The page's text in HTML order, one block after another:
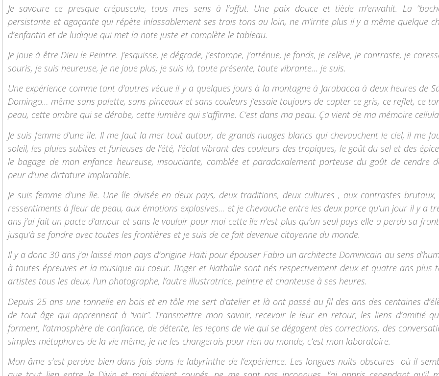
Je savoure ce presque crépuscule, tous mes sens à l’affut. Une paix douce et tiède m’envahit. La
persistante et agaçante qui répète inlassablement ses trois tons au loin, ne m’irrite plus il y a même quelque
d’enfantin et de ludique qui met la note juste et complète le tableau.
Je joue à être Dieu le Peintre. J’esquisse, je dégrade, j’estompe, j’atténue, je fonds, je relève, je contraste, je
souris, je suis heureuse, je ne joue plus, je suis là, toute présente, toute vibrante… je suis.
Une expérience comme tant d’autres vécue il y a quelques jours à la montagne à Jarabacoa à deux heures de
Domingo… même sans palette, sans pinceaux et sans couleurs j’essaie toujours de capter ce gris, ce reflet, ce
peau, cette ombre qui se dérobe, cette lumière qui s’affirme. C’est dans ma peau. Ça vient de ma mémoire
Je suis femme d’une île. Il me faut la mer tout autour, de grands nuages blancs qui chevauchent le ciel, il me
soleil, les pluies subites et furieuses de l’été, l’éclat vibrant des couleurs des tropiques, le goût du sel et des
le bagage de mon enfance heureuse, insouciante, comblée et paradoxalement porteuse du goût de cendre
peur d’une dictature implacable.
Je suis femme d’une île. Une île divisée en deux pays, deux traditions, deux cultures , aux contrastes brutaux,
ressentiments à fleur de peau, aux émotions explosives… et je chevauche entre les deux parce qu’un jour il y a
ans j’ai fait un pacte d’amour et sans le vouloir pour moi cette île n’est plus qu’un seul pays elle a perdu sa
jusqu’à se fondre avec toutes les frontières et je suis de ce fait devenue citoyenne du monde.
Il y a donc 30 ans j’ai laissé mon pays d’origine Haïti pour épouser Fabio un architecte Dominicain au sens
à toutes épreuves et la musique au coeur. Roger et Nathalie sont nés respectivement deux et quatre ans plus
artistes tous les deux, l’un photographe, l’autre illustratrice, peintre et chanteuse à ses heures.
Depuis 25 ans une tonnelle en bois et en tôle me sert d’atelier et là ont passé au fil des ans des centaines
de tout âge qui apprennent à “voir”. Transmettre mon savoir, recevoir le leur en retour, les liens d’amitié
forment, l’atmosphère de confiance, de détente, les leçons de vie qui se dégagent des corrections, des
simples métaphores de la vie même, je ne les changerais pour rien au monde, c’est mon laboratoire.
Mon âme s’est perdue bien dans fois dans le labyrinthe de l’expérience. Les longues nuits obscures où il